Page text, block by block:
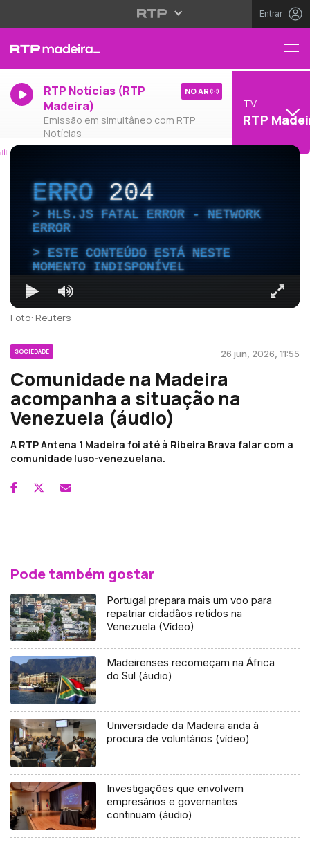
Entrar
RTP Notícias (RTP
Madeira)
Emissão em simultâneo com RTP
Notícias
NO AR
TV
RTP
ERRO204
HLS.JS FATAL ERROR - NETWORK
ERROR
ESTE CONTEÚDO ESTÁ NESTE
MOMENTO INDISPONÍVEL
Foto: Reuters
SOCIEDADE 26 jun, 2026, 11:55
Comunidade na Madeira
acompanha a situação na
Venezuela (áudio)
A RTP Antena 1 Madeira foi até à Ribeira Brava falar com a
comunidade luso-venezuelana.
Pode também gostar
Portugal prepara mais um voo para
repatriar cidadãos retidos na
Venezuela (Vídeo)
Madeirenses recomeçam na África
do Sul (áudio)
Universidade da Madeira anda à
procura de voluntários (vídeo)
Investigações que envolvem
empresários e governantes
continuam (áudio)